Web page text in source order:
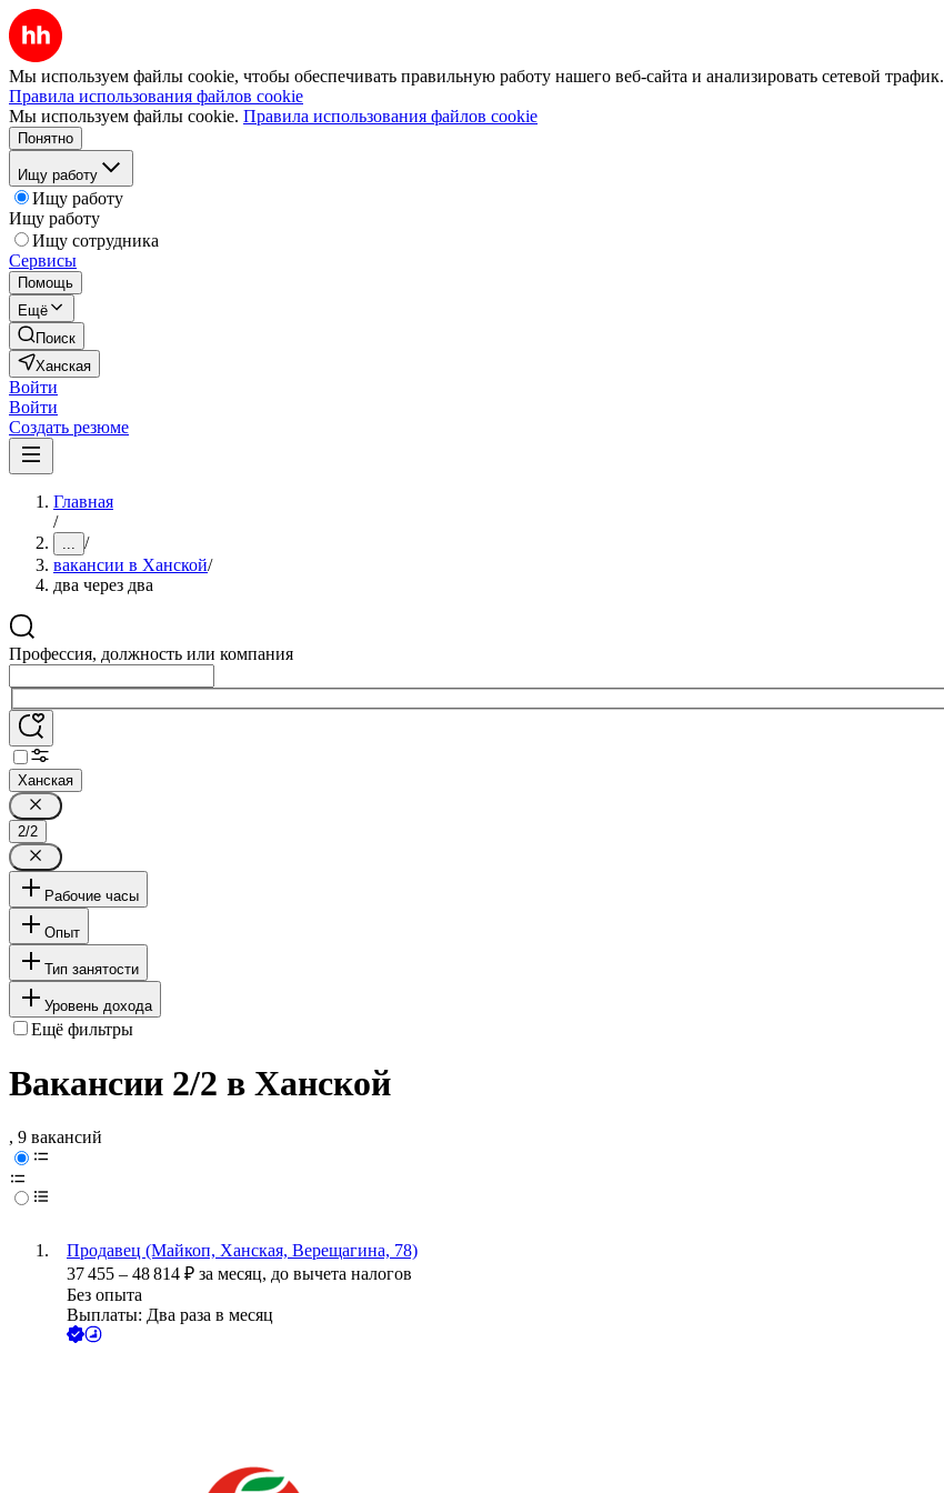
Мы используем файлы cookie, чтобы обеспечивать правильную работу нашего веб-сайта и анализировать сетевой трафик.
Правила использования файлов cookie
Мы используем файлы cookie. Правила использования файлов cookie
Понятно
Ищу работу
Ищу работу
Ищу работу
Ищу сотрудника
Сервисы
Помощь
Ещё
Поиск
Ханская
Войти
Войти
Создать резюме
Главная
/
... /
вакансии в Ханской/
два через два
Профессия, должность или компания
Ханская
2/2
Рабочие часы
Опыт
Тип занятости
Уровень дохода
Ещё фильтры
Вакансии 2/2 в Ханской
, 9 вакансий
Продавец (Майкоп, Ханская, Верещагина, 78)
37 455 – 48 814 ₽ за месяц, до вычета налогов
Без опыта
Выплаты: Два раза в месяц